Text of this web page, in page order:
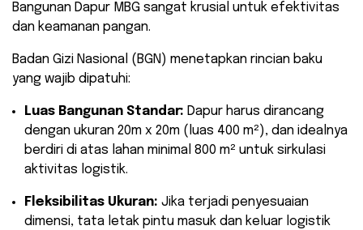
Bangunan Dapur MBG sangat krusial untuk efektivitas
dan keamanan pangan.
Badan Gizi Nasional (BGN) menetapkan rincian baku
yang wajib dipatuhi:
Luas Bangunan Standar: Dapur harus dirancang
dengan ukuran 20m x 20m (luas 400 m²), dan idealnya
berdiri di atas lahan minimal 800 m² untuk sirkulasi
aktivitas logistik.
Fleksibilitas Ukuran: Jika terjadi penyesuaian
dimensi, tata letak pintu masuk dan keluar logistik